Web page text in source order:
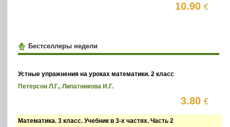
10.90€
Бестселлеры недели
Устные упражнения на уроках математики. 2 класс
Петерсон Л.Г., Липатникова И.Г.
3.80€
Математика. 3 класс. Учебник в 3-х частях. Часть 2